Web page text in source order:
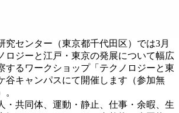
究センター（東京都千代田区）では3月
ロジーと江戸・東京の発展について幅広
するワークショップ「テクノロジーと東
谷キャンパスにて開催します（参加無
共同体、運動・静止、仕事・余暇、生